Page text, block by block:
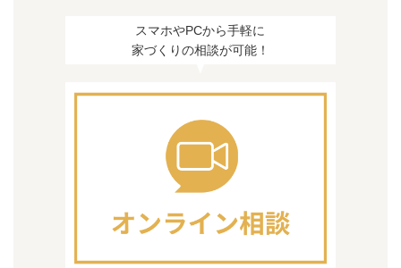
スマホやPCから手軽に
家づくりの相談が可能！